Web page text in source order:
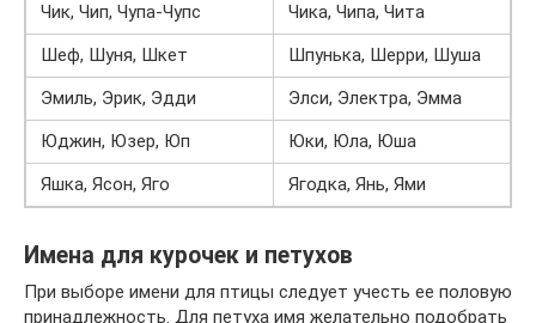
Чик, Чип, Чупа-Чупс
Чика, Чипа, Чита
Шеф, Шуня, Шкет
Шпунька, Шерри, Шуша
Эмиль, Эрик, Эдди
Элси, Электра, Эмма
Юджин, Юзер, Юп
Юки, Юла, Юша
Яшка, Ясон, Яго
Ягодка, Янь, Ями
Имена для курочек и петухов
При выборе имени для птицы следует учесть ее половую
принадлежность. Для петуха имя желательно подобрать